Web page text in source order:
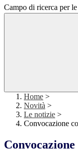
Campo di ricerca per
Home >
Novità >
Le notizie >
Convocazione